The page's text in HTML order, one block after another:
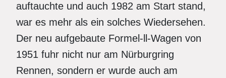
auftauchte und auch 1982 am Start stand,
war es mehr als ein solches Wiedersehen.
Der neu aufgebaute Formel-ll-Wagen von
1951 fuhr nicht nur am Nürburgring
Rennen, sondern er wurde auch am